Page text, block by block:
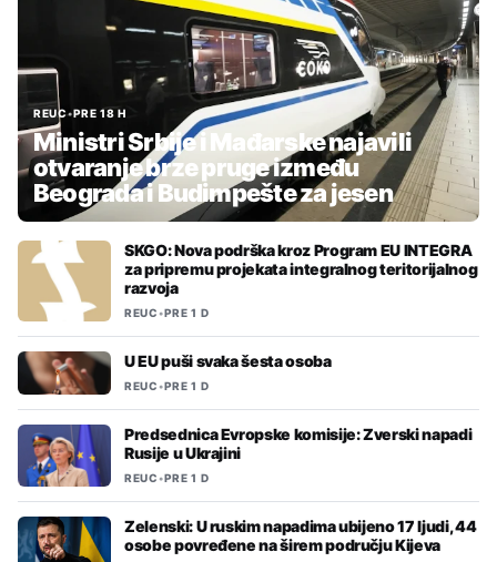
REUC•PRE 18 H
Ministri Srbije i Mađarske najavili
otvaranje brze pruge između
Beograda i Budimpešte za jesen
SKGO: Nova podrška kroz Program EU INTEGRA
za pripremu projekata integralnog teritorijalnog
razvoja
REUC•PRE 1 D
U EU puši svaka šesta osoba
REUC•PRE 1 D
Predsednica Evropske komisije: Zverski napadi
Rusije u Ukrajini
REUC•PRE 1 D
Zelenski: U ruskim napadima ubijeno 17 ljudi, 44
osobe povređene na širem području Kijeva